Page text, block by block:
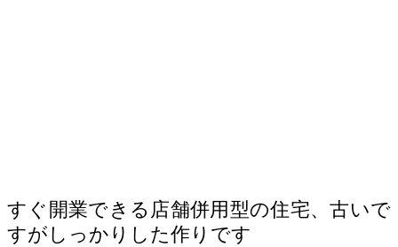
すぐ開業できる店舗併用型の住宅、古いで
すがしっかりした作りです